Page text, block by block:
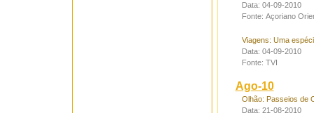
Data: 04-09-2010
Fonte: Açoriano
Viagens: Uma
Data: 04-09-2010
Fonte: TVI
Ago-10
Olhão: Passeios de
Data: 21-08-2010